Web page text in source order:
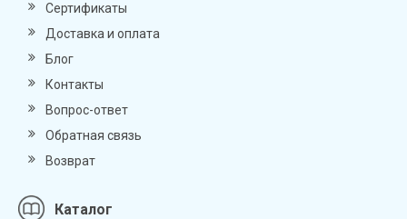
Сертификаты
Доставка и оплата
Блог
Контакты
Вопрос-ответ
Обратная связь
Возврат
Каталог